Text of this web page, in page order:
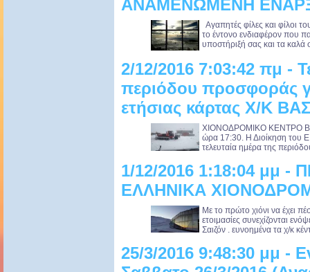
ΑΝΑΜΕΝΩΜΕΝΗ
Αγαπητές φίλες και φίλοι
το έντονο ενδιαφέρον που
υποστήριξή σας και τα καλά
2/12/2016 7:03:42 πμ -
περιόδου προσφοράς
ετήσιας κάρτας Χ/Κ
ΧΙΟΝΟΔΡΟΜΙΚΟ ΚΕΝΤΡΟ
ώρα 17:30. Η Διοίκηση του
τελευταία ημέρα της
1/12/2016 1:18:04 μμ -
ΕΛΛΗΝΙΚΑ
Με το πρώτο χιόνι να έχει
ετοιμασίες συνεχίζονται
Σαιζόν . ευνοημένα τα χ/κ
25/3/2016 9:48:30 μμ -